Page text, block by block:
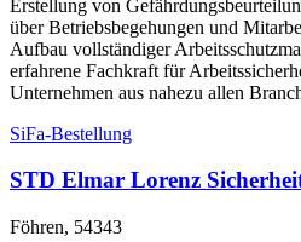
Erstellung von
über Betriebsbegehungen und
Aufbau vollständiger
erfahrene Fachkraft für
Unternehmen aus nahezu allen
SiFa-Bestellung
STD Elmar Lorenz
Föhren, 54343